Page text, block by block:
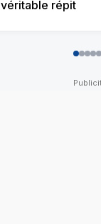
véritable répit
0123